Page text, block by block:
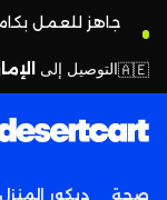
جاهز للعمل
🇦🇪التوصيل إلى
صحة ديكور المنزل